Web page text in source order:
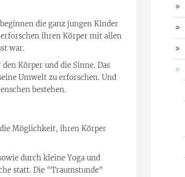
die ganz jungen Kinder
ihren Körper mit allen
war.
Körper und die Sinne. Das
Umwelt zu erforschen. Und
bestehen.
Möglichkeit, ihren Körper
durch kleine Yoga und
statt. Die "Traumstunde"